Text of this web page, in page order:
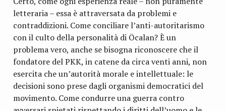
letteraria – essa è attraversata da problemi e
contraddizioni. Come conciliare l’anti-autoritarismo
con il culto della personalità di Öcalan? È un
problema vero, anche se bisogna riconoscere che il
fondatore del PKK, in catene da circa venti anni, non
esercita che un’autorità morale e intellettuale: le
decisioni sono prese dagli organismi democratici del
movimento. Come condurre una guerra contro